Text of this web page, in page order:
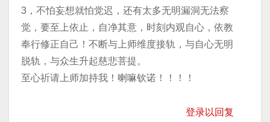
3，不怕妄想就怕觉迟，还有太多无明漏洞无法察
觉，要至上依止，自净其意，时刻内观自心，依教
奉行修正自己！不断与上师维度接轨，与自心无明
脱轨，与众生升起慈悲菩提。
至心祈请上师加持我！喇嘛钦诺！！！！
登录以回复